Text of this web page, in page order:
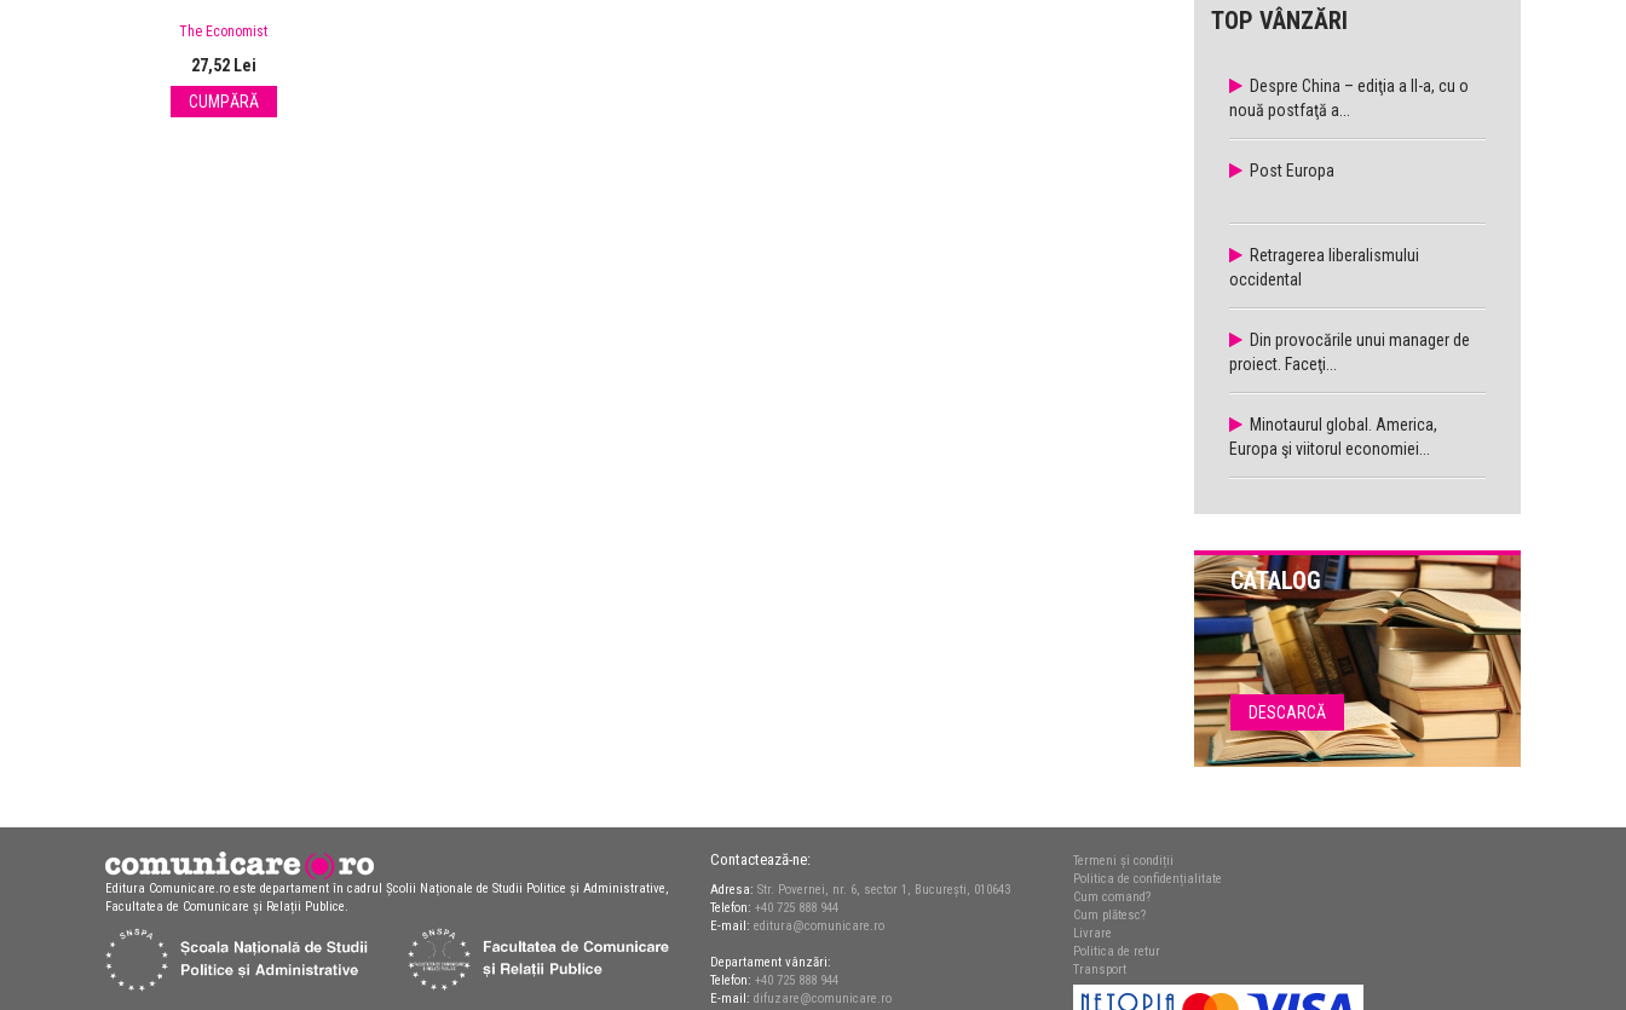
The Economist
27,52 Lei
CUMPĂRĂ
TOP VÂNZĂRI
Despre China – ediţia a II-a, cu o
nouă postfaţă a...
Post Europa
Retragerea liberalismului
occidental
Din provocările unui manager de
proiect. Faceţi...
Minotaurul global. America,
Europa şi viitorul economiei...
CATALOG
DESCARCĂ
Editura Comunicare.ro este departament în cadrul Școlii Naționale de Studii Politice și Administrative,
Facultatea de Comunicare și Relații Publice.
Contactează-ne:
Adresa: Str. Povernei, nr. 6, sector 1, București, 010643
Telefon: +40 725 888 944
E-mail: editura@comunicare.ro
Departament vânzări:
Telefon: +40 725 888 944
E-mail: difuzare@comunicare.ro
Termeni și condiții
Politica de confidențialitate
Cum comand?
Cum plătesc?
Livrare
Politica de retur
Transport